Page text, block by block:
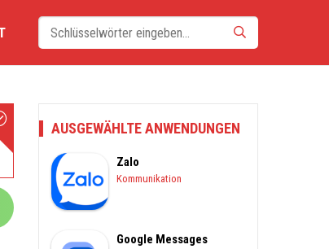
AUSGEWÄHLTE ANWENDUNGEN
Zalo
Kommunikation
Google Messages